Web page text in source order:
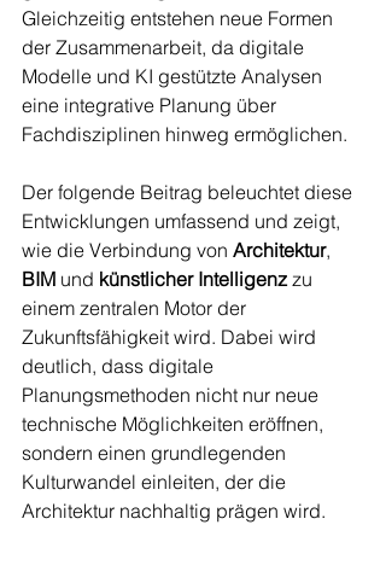
Gleichzeitig entstehen neue Formen
der Zusammenarbeit, da digitale
Modelle und KI gestützte Analysen
eine integrative Planung über
Fachdisziplinen hinweg ermöglichen.
Der folgende Beitrag beleuchtet diese
Entwicklungen umfassend und zeigt,
wie die Verbindung von Architektur,
BIM und künstlicher Intelligenz zu
einem zentralen Motor der
Zukunftsfähigkeit wird. Dabei wird
deutlich, dass digitale
Planungsmethoden nicht nur neue
technische Möglichkeiten eröffnen,
sondern einen grundlegenden
Kulturwandel einleiten, der die
Architektur nachhaltig prägen wird.